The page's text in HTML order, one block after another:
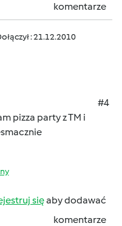
komentarze
: 21.12.2010
#4
pizza party z TM i
sięaby dodawać
komentarze